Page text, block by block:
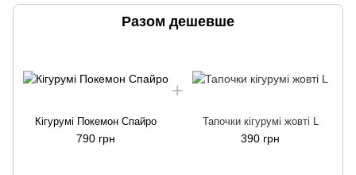
Разом дешевше
Кігурумі Покемон Спайро
790 грн
Тапочки кігурумі жовті L
390 грн